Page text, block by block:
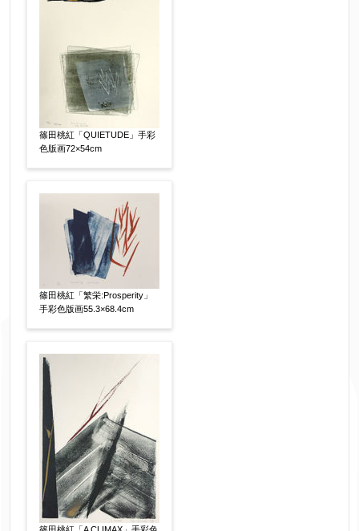
にてお送りください。
※追加や複数点ある場合はフォーム送信後に送ら
れてくる送信確認メール記載のアドレスからもお
送り頂けます。
お客様情報をご入力ください。
お名前 【必須】
メールアドレス
※送信完了後こちらのメールアドレス宛に自動で
送信確認メールをお送りします。もし送信確認メ
ールが受信されない場合は、送信が完了していな
いか、アドレス間違え、迷惑メールフィルター等
により弊社からのお返事も受信できない場合がご
篠田桃紅「QUIETUDE」手彩
色版画72×54cm
篠田桃紅「繁栄:Prosperity」
手彩色版画55.3×68.4cm